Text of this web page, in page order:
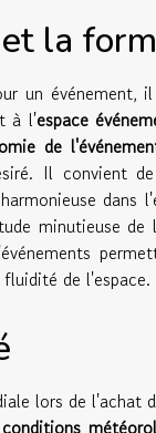
la
un
à l'espace
de
Il convient de
minutieuse de
de l'espace.
lors de l'achat